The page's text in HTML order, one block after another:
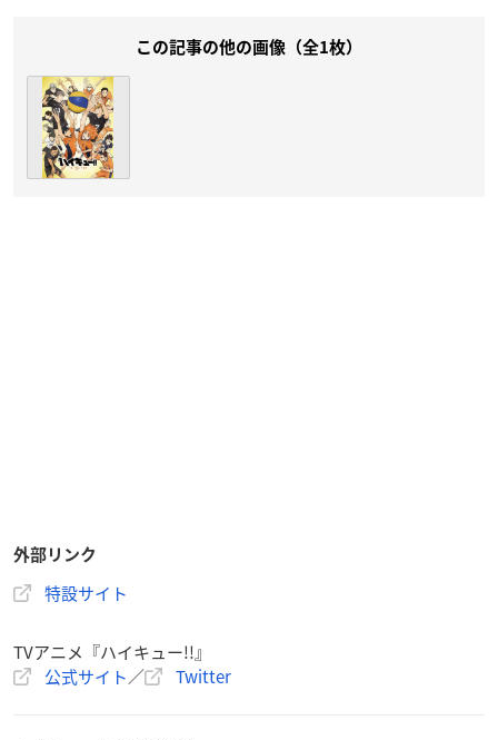
この記事の他の画像（全1枚）
外部リンク
特設サイト
TVアニメ『ハイキュー!!』
公式サイト／ Twitter